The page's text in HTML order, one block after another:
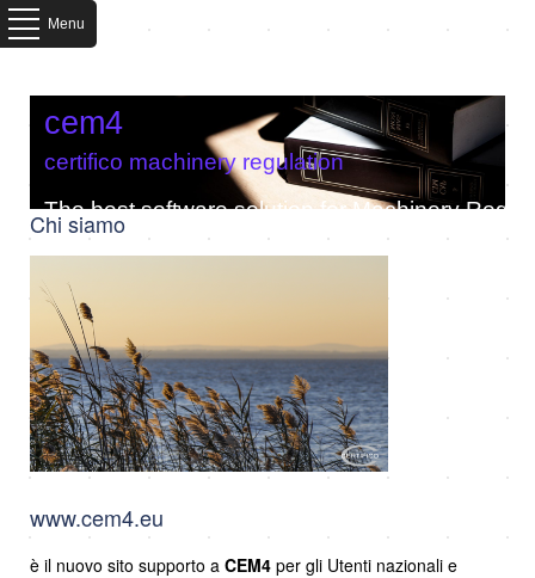
Menu
cem4
certifico machinery regulation
The best software solution for Machinery
Chi siamo
www.cem4.eu
è il nuovo sito supporto a CEM4 per gli Utenti nazionali e